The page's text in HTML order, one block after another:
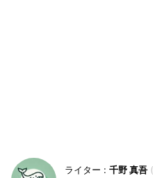
千野 真吾